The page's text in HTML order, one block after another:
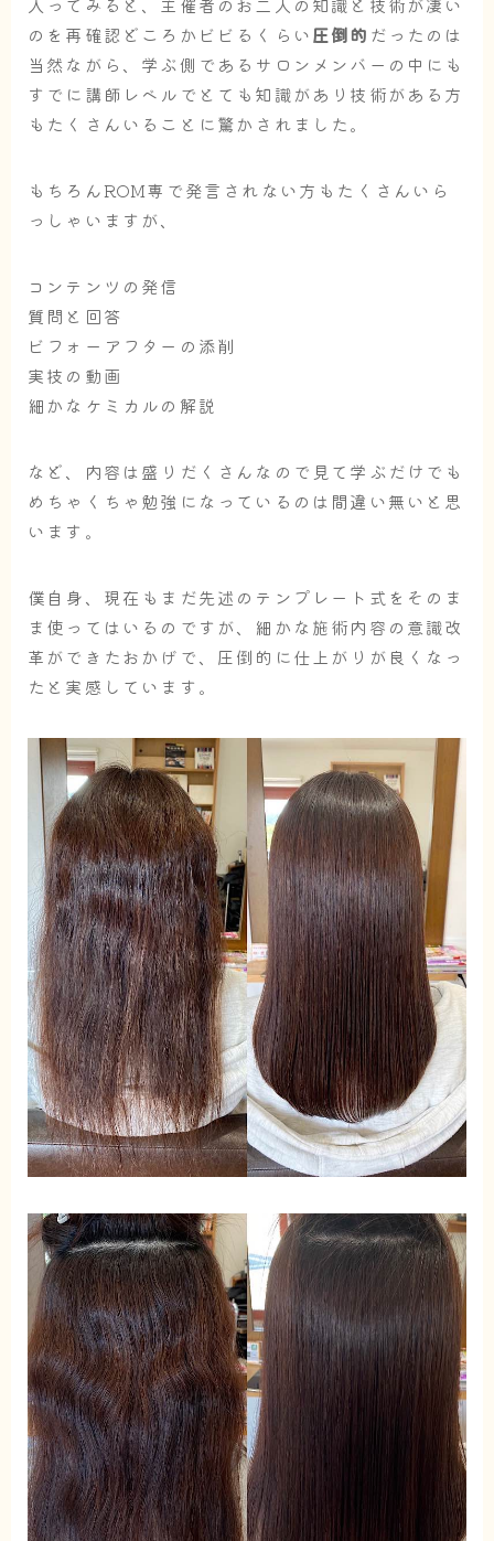
のを再確認どころかビビるくらい圧倒的 だったのは
当然ながら、学ぶ側であるサロンメンバーの中にも
すでに講師レベルでとても知識があり技術がある方
もたくさんいることに驚かされました。
もちろんROM専で発言されない方もたくさんいら
っしゃいますが、
コンテンツの発信
質問と回答
ビフォーアフターの添削
実技の動画
細かなケミカルの解説
など、内容は盛りだくさんなので見て学ぶだけでも
めちゃくちゃ勉強になっているのは間違い無いと思
います。
僕自身、現在もまだ先述のテンプレート式をそのま
ま使ってはいるのですが、細かな施術内容の意識改
革ができたおかげで、 圧倒的に仕上がりが良くなっ
た と実感しています。